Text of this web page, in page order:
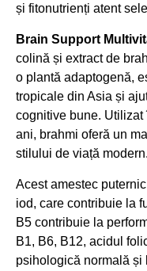
și fitonutrienți atent
Brain Support
colină și extract de
o plantă adaptogenă,
tropicale din Asia și
cognitive bune. Utilizat
ani, brahmi oferă un
stilului de viață modern.
Acest amestec
iod, care contribuie la
B5 contribuie la
B1, B6, B12, acidul
psihologică normală și